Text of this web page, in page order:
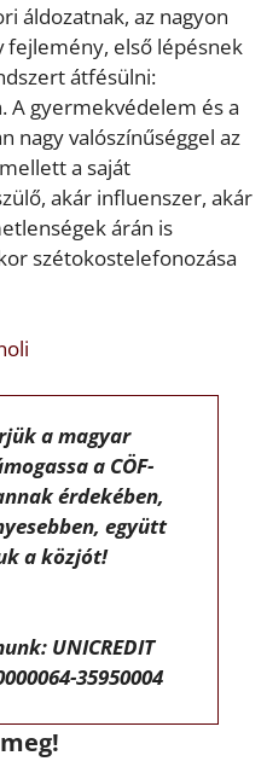
áldozatnak, az nagyon
első lépésnek
átfésülni:
A gyermekvédelem és a
nagy valószínűséggel az
a saját
akár influenszer, akár
árán is
szétokostelefonozása
a magyar
a CÖF-
érdekében,
együtt
a közjót!
UNICREDIT
35950004